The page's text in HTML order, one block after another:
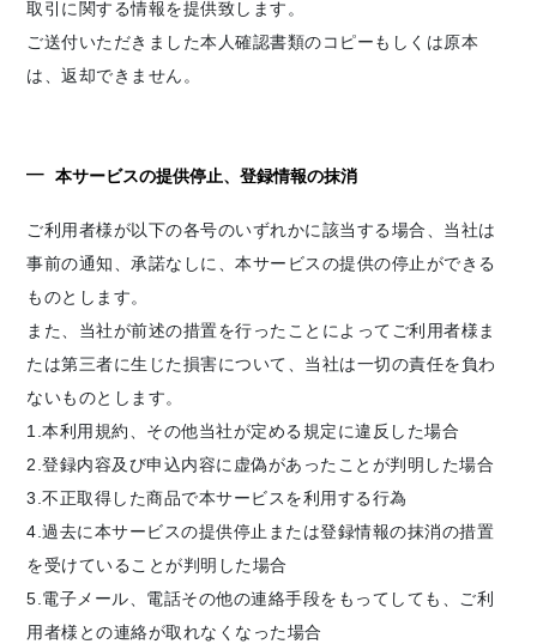
取引に関する情報を提供致します。
ご送付いただきました本人確認書類のコピーもしくは原本
は、返却できません。
本サービスの提供停止、登録情報の抹消
ご利用者様が以下の各号のいずれかに該当する場合、当社は
事前の通知、承諾なしに、本サービスの提供の停止ができる
ものとします。
また、当社が前述の措置を行ったことによってご利用者様ま
たは第三者に生じた損害について、当社は一切の責任を負わ
ないものとします。
1.本利用規約、その他当社が定める規定に違反した場合
2.登録内容及び申込内容に虚偽があったことが判明した場合
3.不正取得した商品で本サービスを利用する行為
4.過去に本サービスの提供停止または登録情報の抹消の措置
を受けていることが判明した場合
5.電子メール、電話その他の連絡手段をもってしても、ご利
用者様との連絡が取れなくなった場合